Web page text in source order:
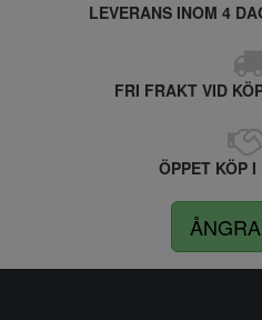
LEVERANS INOM 4
FRI FRAKT VID
ÖPPET KÖP